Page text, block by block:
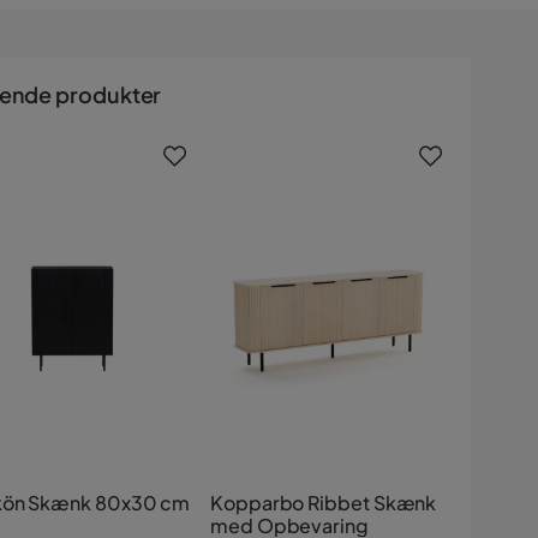
produkter
Skænk 80x30 cm
Kopparbo Ribbet Skænk
med Opbevaring